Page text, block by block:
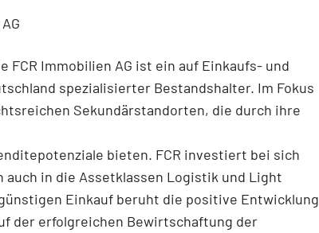
FCR Immobilien AG ist ein auf Einkaufs- und
spezialisierter Bestandshalter. Im Fokus
Sekundärstandorten, die durch ihre
bieten. FCR investiert bei sich
auch in die Assetklassen Logistik und Light
Einkauf beruht die positive Entwicklung
der erfolgreichen Bewirtschaftung der